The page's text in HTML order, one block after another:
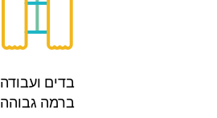
בדים ועבודה
ברמה גבוהה